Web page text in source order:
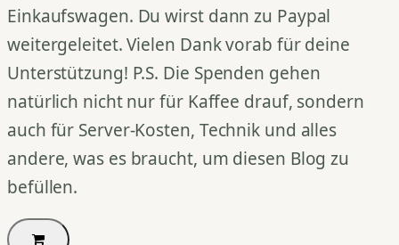
Einkaufswagen. Du wirst dann zu Paypal
weitergeleitet. Vielen Dank vorab für deine
Unterstützung! P.S. Die Spenden gehen
natürlich nicht nur für Kaffee drauf, sondern
auch für Server-Kosten, Technik und alles
andere, was es braucht, um diesen Blog zu
befüllen.